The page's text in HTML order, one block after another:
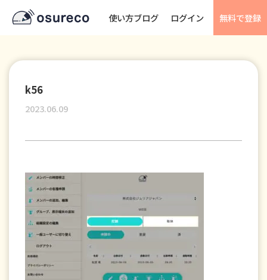
使い方ブログ ログイン 無料で登録
k56
2023.06.09